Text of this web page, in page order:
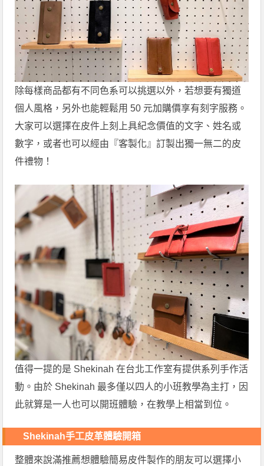
除每樣商品都有不同色系可以挑選以外，若想要有獨道
個人風格，另外也能輕鬆用 50 元加購價享有刻字服務。
大家可以選擇在皮件上刻上具紀念價值的文字、姓名或
數字，或者也可以經由『客製化』訂製出獨一無二的皮
件禮物！
值得一提的是 Shekinah 在台北工作室有提供系列手作活
動。由於 Shekinah 最多僅以四人的小班教學為主打，因
此就算是一人也可以開班體驗，在教學上相當到位。
Shekinah手工皮革體驗開箱
整體來說滿推薦想體驗簡易皮件製作的朋友可以選擇小